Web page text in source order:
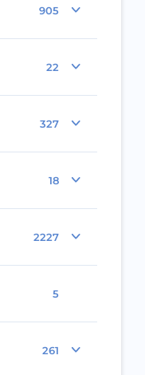
905
22
327
18
2227
5
261